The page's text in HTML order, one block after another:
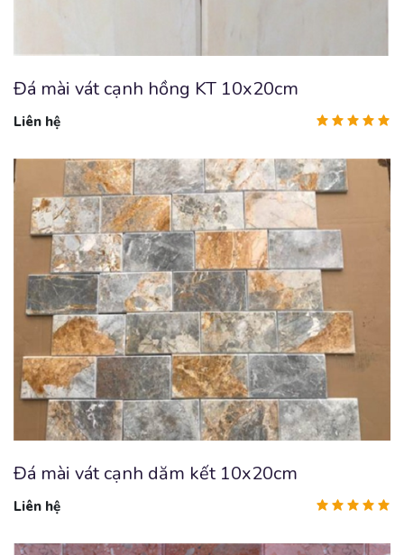
Đá mài vát cạnh hồng KT 10x20cm
Liên hệ
Đá mài vát cạnh dăm kết 10x20cm
Liên hệ